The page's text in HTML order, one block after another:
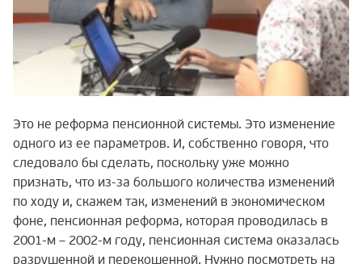
Это не реформа пенсионной системы. Это изменение
одного из ее параметров. И, собственно говоря, что
следовало бы сделать, поскольку уже можно
признать, что из-за большого количества изменений
по ходу и, скажем так, изменений в экономическом
фоне, пенсионная реформа, которая проводилась в
2001-м – 2002-м году, пенсионная система оказалась
разрушенной и перекошенной. Нужно посмотреть на